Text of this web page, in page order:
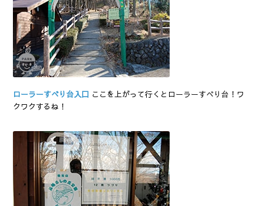
ローラーすべり台入口 ここを上がって行くとローラーすべり台！ワ
クワクするね！